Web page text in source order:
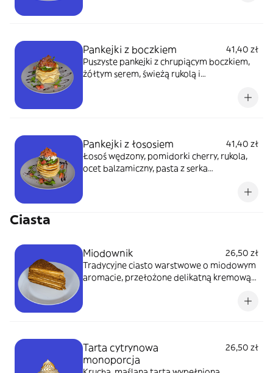
Pankejki z boczkiem
41,40 zł
Puszyste pankejki z chrupiącym boczkiem,
żółtym serem, świeżą rukolą i
Pankejki z łososiem
41,40 zł
Łosoś wędzony, pomidorki cherry, rukola,
ocet balzamiczny, pasta z serka
Ciasta
Miodownik
26,50 zł
Tradycyjne ciasto warstwowe o miodowym
aromacie, przełożone delikatną kremową
Tarta cytrynowa
monoporcja
26,50 zł